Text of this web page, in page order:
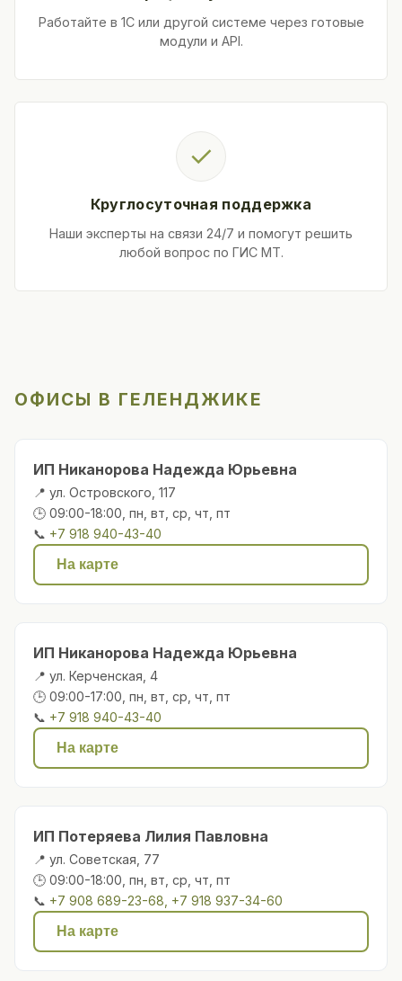
Работайте в 1С или другой системе через готовые
модули и API.
✓
Круглосуточная поддержка
Наши эксперты на связи 24/7 и помогут решить
любой вопрос по ГИС МТ.
ОФИСЫ В ГЕЛЕНДЖИКЕ
ИП Никанорова Надежда Юрьевна
📍 ул. Островского, 117
🕒 09:00-18:00, пн, вт, ср, чт, пт
📞 +7 918 940-43-40
На карте
ИП Никанорова Надежда Юрьевна
📍 ул. Керченская, 4
🕒 09:00-17:00, пн, вт, ср, чт, пт
📞 +7 918 940-43-40
На карте
ИП Потеряева Лилия Павловна
📍 ул. Советская, 77
🕒 09:00-18:00, пн, вт, ср, чт, пт
📞 +7 908 689-23-68, +7 918 937-34-60
На карте